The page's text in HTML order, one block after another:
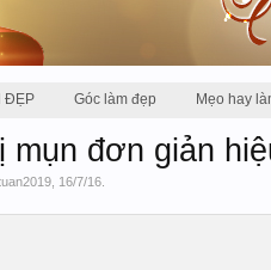
ĐẸP Góc làm đẹp Mẹo hay
đơn giản
16/7/16